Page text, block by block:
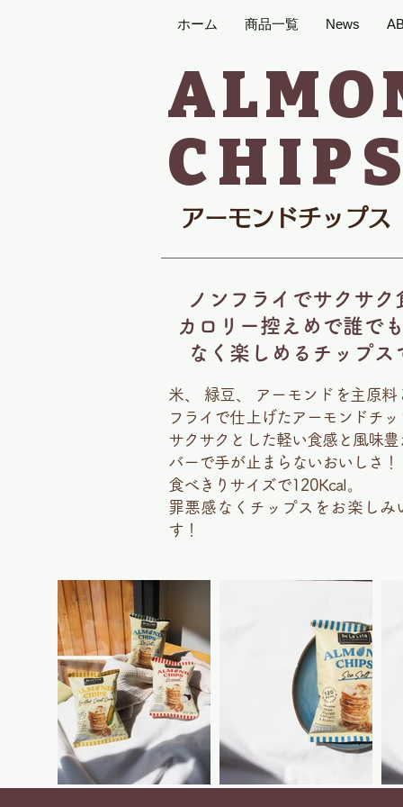
ホーム 商品一覧 News
アーモンドチップス
ノンフライでサクサク
カロリー控えめで誰で
なく楽しめるチップス
米、 緑豆、 アーモンドを主原料
フライで仕上げたアーモンドチ
サクサクとした軽い食感と風味
バーで手が止まらないおいしさ！
食べきりサイズで120Kcal。
罪悪感なくチップスをお楽しみ
す！